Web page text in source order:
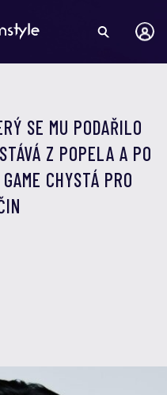
SE MU PODAŘILO
Z POPELA A PO
CHYSTÁ PRO